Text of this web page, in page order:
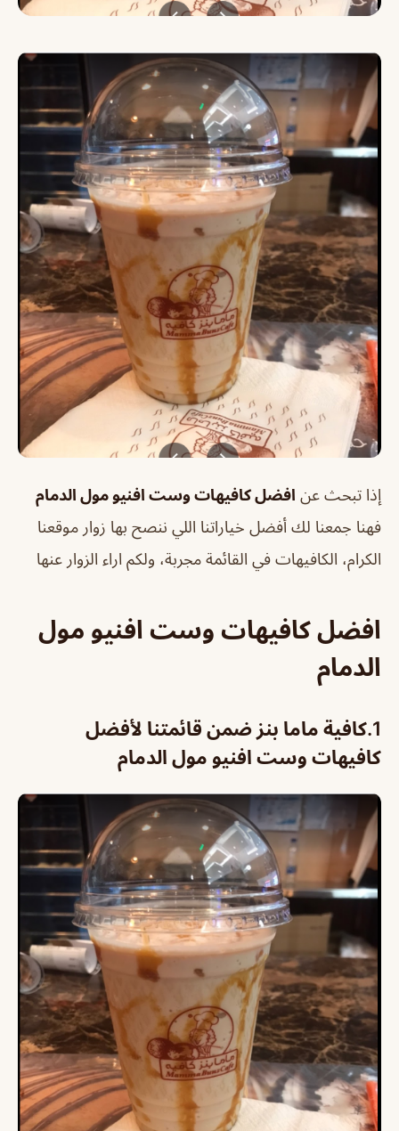
إذا تبحث عن افضل كافيهات وست افنيو مول الدمام
فهنا جمعنا لك أفضل خياراتنا اللي ننصح بها زوار موقعنا
الكرام، الكافيهات في القائمة مجربة، ولكم اراء الزوار عنها
افضل كافيهات وست افنيو مول
الدمام
1. كافية ماما بنز ضمن قائمتنا لأفضل
كافيهات وست افنيو مول الدمام